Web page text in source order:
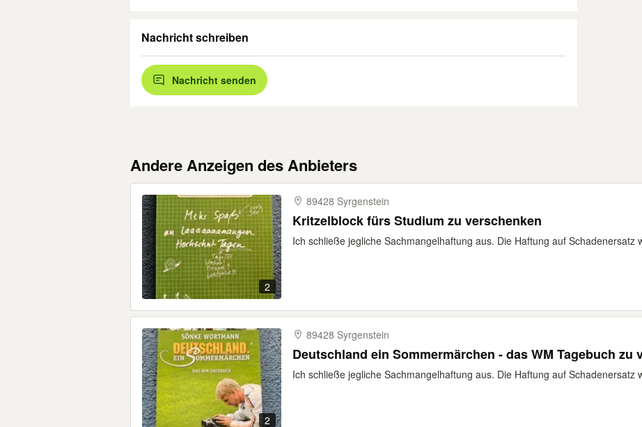
Nachricht schreiben
Nachricht senden
Andere Anzeigen des Anbieters
2
89428 Syrgenstein
Kritzelblock fürs Studium zu verschenken
Ich schließe jegliche Sach­mangelhaftung aus. Die Haftung auf Schaden­ersatz
2
89428 Syrgenstein
Deutschland ein Sommermärchen - das WM Tagebuch zu
Ich schließe jegliche Sach­mangelhaftung aus. Die Haftung auf Schaden­ersatz